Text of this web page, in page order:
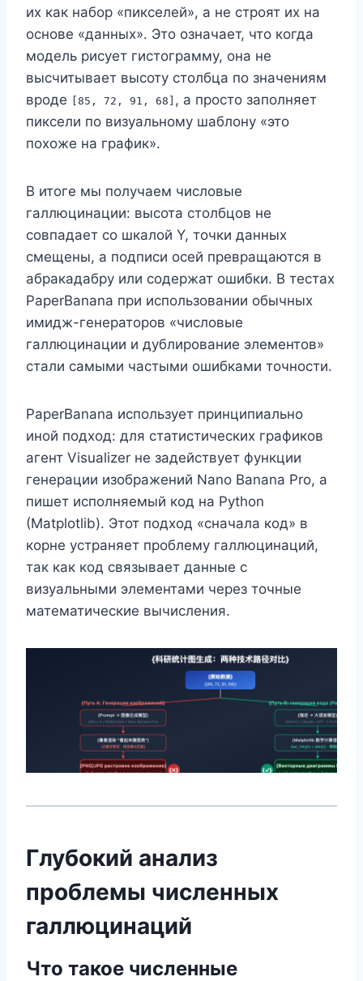
их как набор «пикселей», а не строят их на
основе «данных». Это означает, что когда
модель рисует гистограмму, она не
высчитывает высоту столбца по значениям
вроде
[85, 72, 91, 68] , а просто заполняет
пиксели по визуальному шаблону «это
похоже на график».
В итоге мы получаем числовые
галлюцинации: высота столбцов не
совпадает со шкалой Y, точки данных
смещены, а подписи осей превращаются в
абракадабру или содержат ошибки. В тестах
PaperBanana при использовании обычных
имидж-генераторов «числовые
галлюцинации и дублирование элементов»
стали самыми частыми ошибками точности.
PaperBanana использует принципиально
иной подход: для статистических графиков
агент Visualizer не задействует функции
генерации изображений Nano Banana Pro, а
пишет исполняемый код на Python
(Matplotlib). Этот подход «сначала код» в
корне устраняет проблему галлюцинаций,
так как код связывает данные с
визуальными элементами через точные
математические вычисления.
Глубокий анализ
проблемы численных
галлюцинаций
Что такое численные